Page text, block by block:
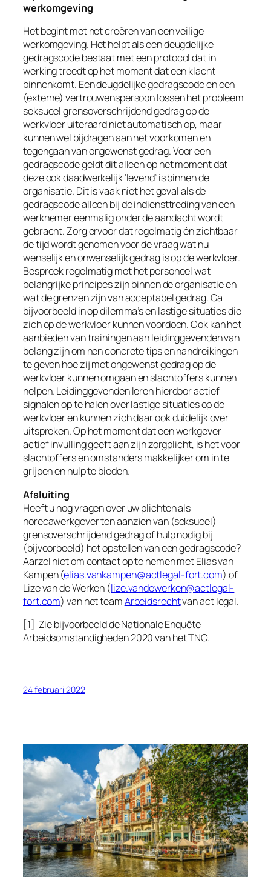
werkomgeving
Het begint met het creëren van een veilige
werkomgeving. Het helpt als een deugdelijke
gedragscode bestaat met een protocol dat in
werking treedt op het moment dat een klacht
binnenkomt. Een deugdelijke gedragscode en een
(externe) vertrouwenspersoon lossen het probleem
seksueel grensoverschrijdend gedrag op de
werkvloer uiteraard niet automatisch op, maar
kunnen wel bijdragen aan het voorkomen en
tegengaan van ongewenst gedrag. Voor een
gedragscode geldt dit alleen op het moment dat
deze ook daadwerkelijk ‘levend’ is binnen de
organisatie. Dit is vaak niet het geval als de
gedragscode alleen bij de indiensttreding van een
werknemer eenmalig onder de aandacht wordt
gebracht. Zorg ervoor dat regelmatig én zichtbaar
de tijd wordt genomen voor de vraag wat nu
wenselijk en onwenselijk gedrag is op de werkvloer.
Bespreek regelmatig met het personeel wat
belangrijke principes zijn binnen de organisatie en
wat de grenzen zijn van acceptabel gedrag. Ga
bijvoorbeeld in op dilemma’s en lastige situaties die
zich op de werkvloer kunnen voordoen. Ook kan het
aanbieden van trainingen aan leidinggevenden van
belang zijn om hen concrete tips en handreikingen
te geven hoe zij met ongewenst gedrag op de
werkvloer kunnen omgaan en slachtoffers kunnen
helpen. Leidinggevenden leren hierdoor actief
signalen op te halen over lastige situaties op de
werkvloer en kunnen zich daar ook duidelijk over
uitspreken. Op het moment dat een werkgever
actief invulling geeft aan zijn zorgplicht, is het voor
slachtoffers en omstanders makkelijker om in te
grijpen en hulp te bieden.
Afsluiting
Heeft u nog vragen over uw plichten als
horecawerkgever ten aanzien van (seksueel)
grensoverschrijdend gedrag of hulp nodig bij
(bijvoorbeeld) het opstellen van een gedragscode?
Aarzel niet om contact op te nemen met Elias van
Kampen (elias.vankampen@actlegal-fort.com) of
Lize van de Werken (lize.vandewerken@actlegal-
fort.com) van het teamArbeidsrechtvan act legal.
[1] Zie bijvoorbeeld de Nationale Enquête
Arbeidsomstandigheden 2020 van het TNO.
24 februari 2022